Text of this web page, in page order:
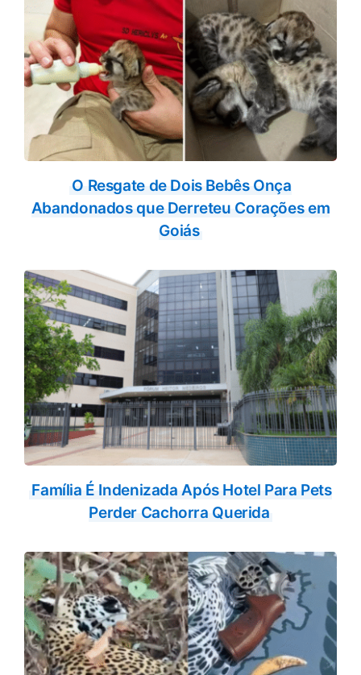
O Resgate de Dois Bebês Onça
Abandonados que Derreteu Corações em
Goiás
Família É Indenizada Após Hotel Para Pets
Perder Cachorra Querida